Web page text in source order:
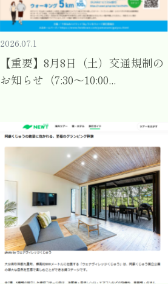
2026.07.1
【重要】8月8日（土）交通規制の
お知らせ（7:30～10:00...